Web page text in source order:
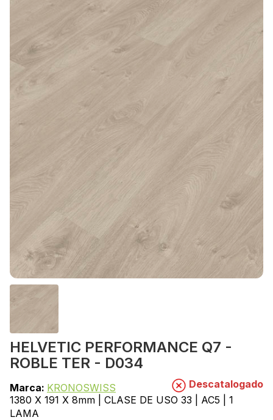
HELVETIC PERFORMANCE Q7 -
ROBLE TER - D034
Marca: KRONOSWISS
Descatalogado
1380 X 191 X 8mm | CLASE DE USO 33 | AC5 | 1
LAMA